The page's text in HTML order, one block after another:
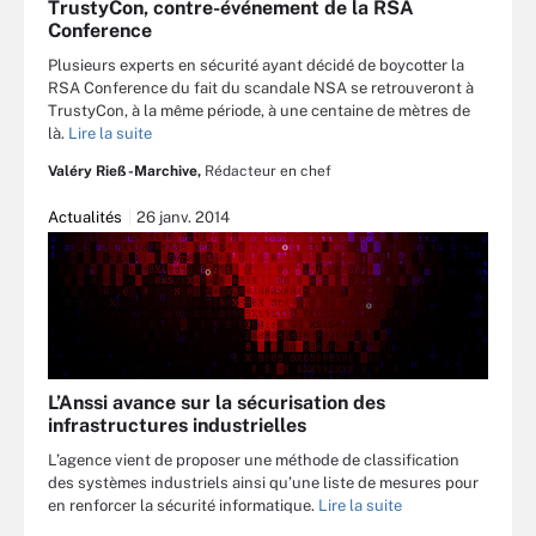
TrustyCon, contre-événement de la RSA
Conference
Plusieurs experts en sécurité ayant décidé de boycotter la
RSA Conference du fait du scandale NSA se retrouveront à
TrustyCon, à la même période, à une centaine de mètres de
là. Lire la suite
Valéry Rieß-Marchive, Rédacteur en chef
Actualités 26 janv. 2014
L’Anssi avance sur la sécurisation des
infrastructures industrielles
L’agence vient de proposer une méthode de classification
des systèmes industriels ainsi qu’une liste de mesures pour
en renforcer la sécurité informatique. Lire la suite